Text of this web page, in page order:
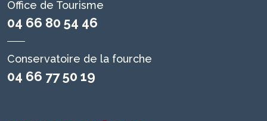
Office de Tourisme
04 66 80 54 46
Conservatoire de la fourche
04 66 77 50 19